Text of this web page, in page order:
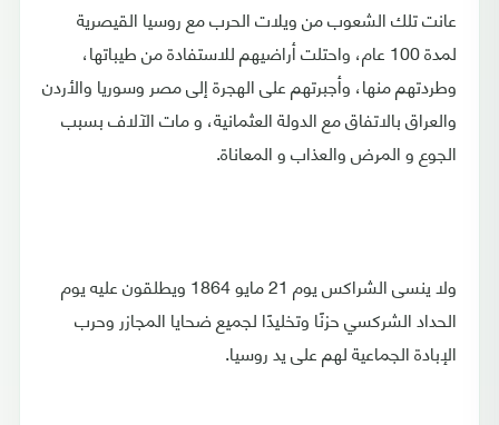
عانت تلك الشعوب من ويلات الحرب مع روسيا القيصرية
لمدة 100 عام، واحتلت أراضيهم للاستفادة من طيباتها،
وطردتهم منها، وأجبرتهم على الهجرة إلى مصر وسوريا والأردن
والعراق بالاتفاق مع الدولة العثمانية، و مات الآلاف بسبب
الجوع و المرض والعذاب و المعاناة.
ولا ينسى الشراكس يوم 21 مايو 1864 ويطلقون عليه يوم
الحداد الشركسي حزنًا وتخليدًا لجميع ضحايا المجازر وحرب
الإبادة الجماعية لهم على يد روسيا.